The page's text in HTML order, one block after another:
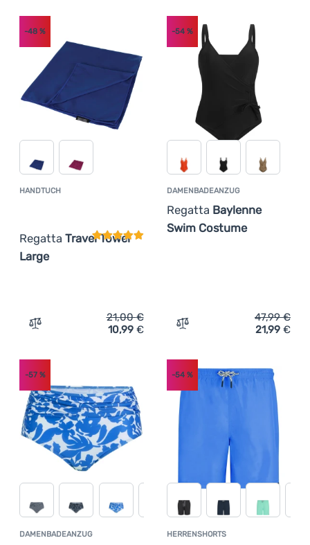
HANDTUCH
Regatta Travel Towel
Large
Kundenbewertung
-48 %
Zum Vergleich 'Handtuch Regatta Travel Towel Large'
21,00€
10,99 €
DAMENBADEANZUG
Regatta Baylenne
Swim Costume
-54%
Zum Vergleich
47,99€
21,99 €
DAMENBADEANZUG
-57%
HERRENSHORTS
-54%